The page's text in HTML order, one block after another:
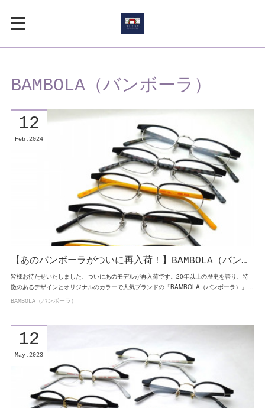
BAMBOLA（バンボーラ）
【あのバンボーラがついに再入荷！】BAMBOLA（バン…
皆様お待たせいたしました、ついにあのモデルが再入荷です。20年以上の歴史を誇り、特
徴のあるデザインとオリジナルのカラーで人気ブランドの「BAMBOLA（バンボーラ）」…
12
Feb 2024
BAMBOLA（バンボーラ）
12
May 2023